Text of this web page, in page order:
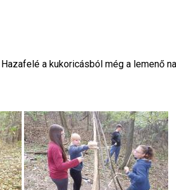
a kukoricásból még a lemenő